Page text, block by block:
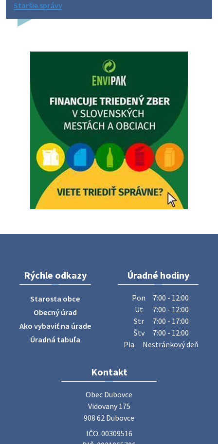
Dovolenka - MUDr. Marián Sivoň
budeZATVORENÁ z dôvodu čerpania dovolenky. Akútne
prípady bude riešiť MUDr.Fisch…
Zajtrajší zvoz odpadu
Vážený občan, zajtra 5. 8. sa bude zvážať komunálny odpad.
4. augusta 2026 15:30
Dnešný zvoz odpadu
Vážený občan, dnes 5. 8. sa zváža komunálny odpad.
5. augusta 2026 05:00
ZBER ŽELEZA
Obecný úrad oznamuje občanom, že v stredu 29. júla 2026
sa v našej obci uskutoční zber železa. Pracovníci Obecného
úradu budú od 8.00 hod. prechádzať obcou a zbierať
železný odpad …
27. júla 2026 06:31
Zájazd do Veľkého Medera
Základná organizácia Únie žien Slovenska Dubovce
srdečne pozýva svoje členky, ich rodinných príslušníkov aj
priateľov na jednodňový zájazd na termálne kúpalisko
Staršie správy
Rýchle odkazy
Starosta obce
Obecný úrad
Ako vybaviť na úrade
Úradná tabuľa
Úradné hodiny
Pon
7:00 - 12:00
Ut
7:00 - 12:00
Str
7:00 - 17:00
Štv
7:00 - 12:00
Pia
Nestránkový deň
Kontakt
Obec Dubovce
Vidovany 175
908 62 Dubovce
IČO: 00309516